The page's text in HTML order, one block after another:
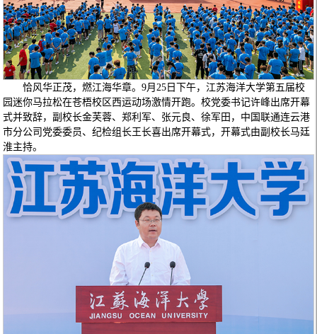
恰风华正茂，燃江海华章。9月25日下午，江苏海洋大学第五届校
园迷你马拉松在苍梧校区西运动场激情开跑。校党委书记许峰出席开幕
式并致辞，副校长金芙蓉、郑利军、张元良、徐军田，中国联通连云港
市分公司党委委员、纪检组长王长喜出席开幕式，开幕式由副校长马廷
淮主持。